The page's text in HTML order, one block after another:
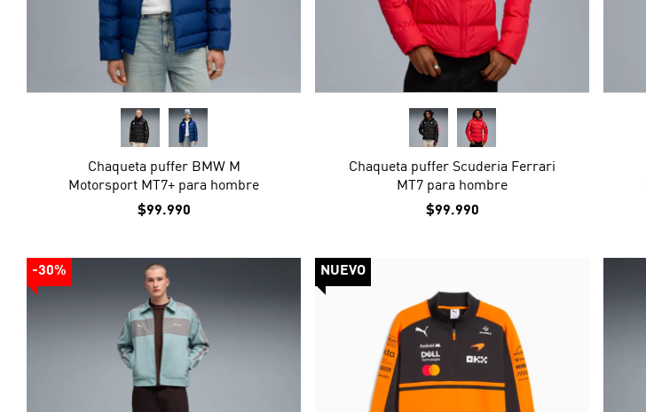
Chaqueta puffer BMW M
Motorsport MT7+ para hombre
$99.990
Chaqueta puffer Scuderia Ferrari
MT7 para hombre
$99.990
-30% NUEVO